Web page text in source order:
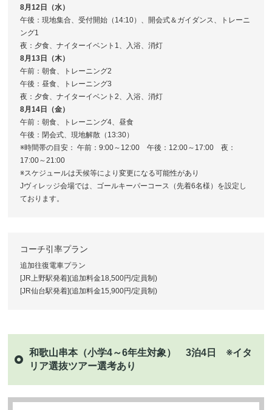
8月12日（水）
午後：現地集合、受付開始（14:10）、開会式＆ガイダンス、トレーニ
ング1
夜：夕食、ナイターイベント1、入浴、消灯
8月13日（木）
午前：朝食、トレーニング2
午後：昼食、トレーニング3
夜：夕食、ナイターイベント2、入浴、消灯
8月14日（金）
午前：朝食、トレーニング4、昼食
午後：閉会式、現地解散（13:30）
※時間帯の目安： 午前：9:00～12:00 午後：12:00～17:00 夜：
17:00～21:00
※スケジュールは天候等により変更になる可能性があり
Jヴィレッジ会場では、ゴールキーパーコース（先着6名様）を設定し
ております。
コーチ引率プラン
追加往復電車プラン
[JR上野駅発着](追加料金18,500円/定員制)
[JR仙台駅発着](追加料金15,900円/定員制)
和歌山串本（小学4～6年生対象） 3泊4日 ※イタ
リア選抜ツアー選考あり